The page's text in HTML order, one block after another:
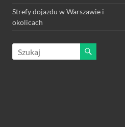
Strefy dojazdu w Warszawie i
okolicach